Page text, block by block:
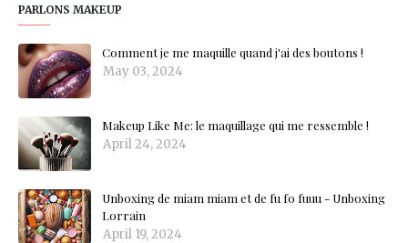
PARLONS MAKEUP
Comment je me maquille quand j'ai des boutons !
May 03, 2024
Makeup Like Me: le maquillage qui me ressemble !
April 24, 2024
Unboxing de miam miam et de fu fo fuuu - Unboxing
Lorrain
April 19, 2024